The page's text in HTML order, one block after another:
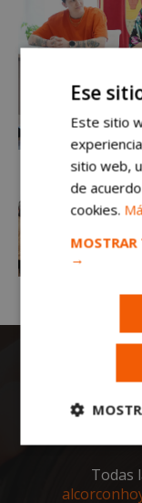
Todas
Ese
Este sitio
sitio web,
de
cookies.
→